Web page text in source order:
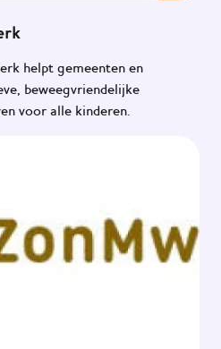
helpt gemeenten en
beweegvriendelijke
voor alle kinderen.